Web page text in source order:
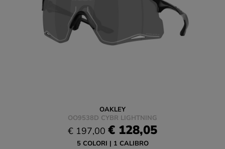
OAKLEY
OO9538D CYBR LIGHTNING
€ 197,00 € 128,05
5 COLORI 1 CALIBRO